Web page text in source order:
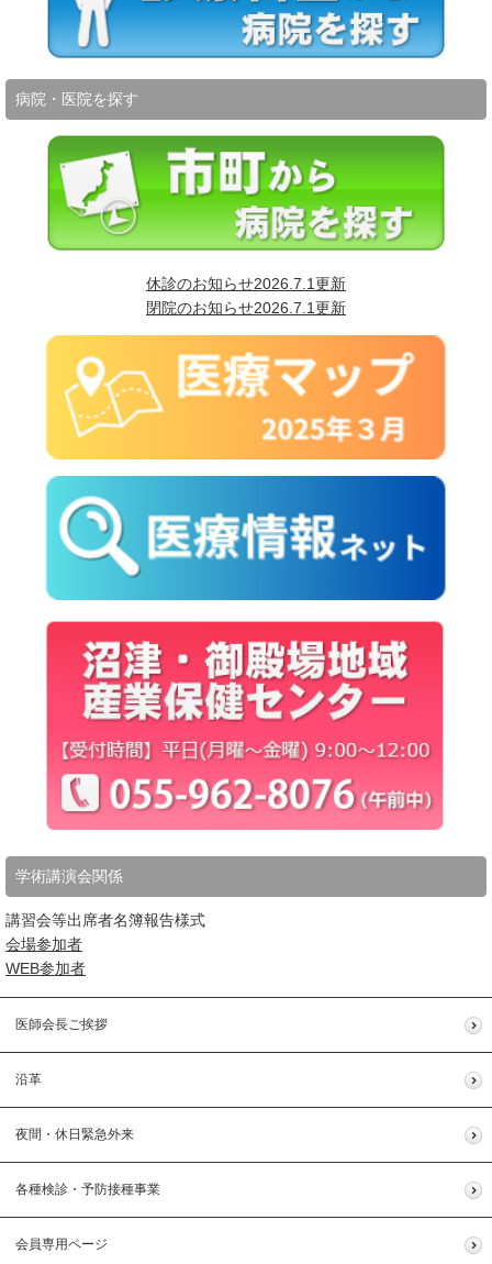
病院・医院を探す
休診のお知らせ2026.7.1更新
閉院のお知らせ2026.7.1更新
学術講演会関係
講習会等出席者名簿報告様式
会場参加者
WEB参加者
医師会長ご挨拶
沿革
夜間・休日緊急外来
各種検診・予防接種事業
会員専用ページ